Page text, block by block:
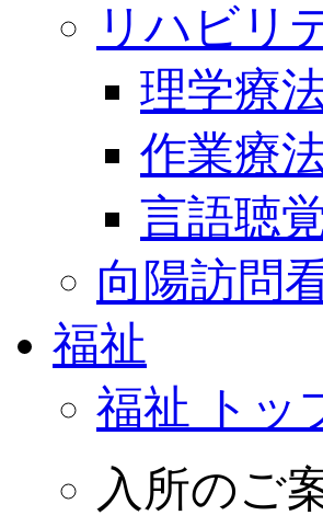
リハビリ
理学療
作業療
言語聴
向陽訪問
福祉
福祉 トッ
入所のご